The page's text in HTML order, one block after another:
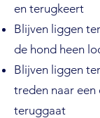
en terugkeert
Blijven liggen
de hond heen
Blijven liggen
treden naar
teruggaat